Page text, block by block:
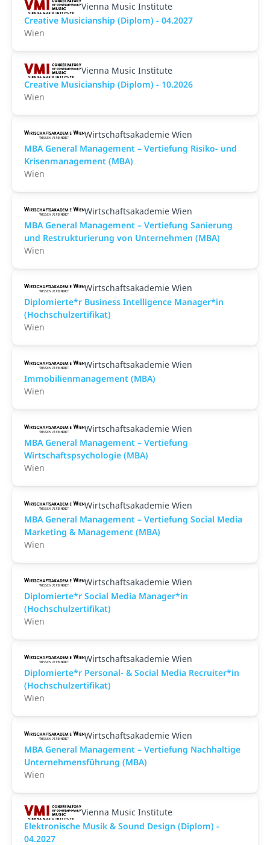
Vienna Music Institute
Creative Musicianship (Diplom) - 04.2027
Wien
Vienna Music Institute
Creative Musicianship (Diplom) - 10.2026
Wien
Wirtschaftsakademie Wien
MBA General Management – Vertiefung Risiko- und
Krisenmanagement (MBA)
Wien
Wirtschaftsakademie Wien
MBA General Management – Vertiefung Sanierung
und Restrukturierung von Unternehmen (MBA)
Wien
Wirtschaftsakademie Wien
Diplomierte*r Business Intelligence Manager*in
(Hochschulzertifikat)
Wien
Wirtschaftsakademie Wien
Immobilienmanagement (MBA)
Wien
Wirtschaftsakademie Wien
MBA General Management – Vertiefung
Wirtschaftspsychologie (MBA)
Wien
Wirtschaftsakademie Wien
MBA General Management – Vertiefung Social Media
Marketing & Management (MBA)
Wien
Wirtschaftsakademie Wien
Diplomierte*r Social Media Manager*in
(Hochschulzertifikat)
Wien
Wirtschaftsakademie Wien
Diplomierte*r Personal- & Social Media Recruiter*in
(Hochschulzertifikat)
Wien
Wirtschaftsakademie Wien
MBA General Management – Vertiefung Nachhaltige
Unternehmensführung (MBA)
Wien
Vienna Music Institute
Elektronische Musik & Sound Design (Diplom) -
04.2027